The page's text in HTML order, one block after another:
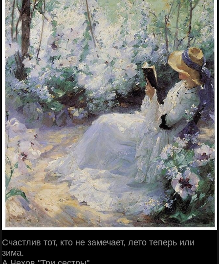
Счастлив тот, кто не замечает, лето теперь или
зима.